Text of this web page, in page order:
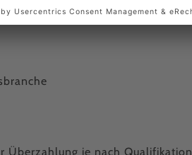
Überzahlung je nach Qualifikation